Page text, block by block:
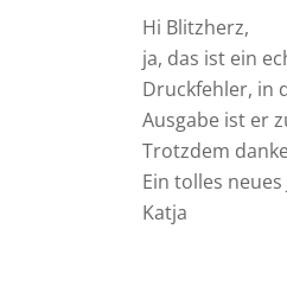
Hi Blitzherz,
ja, das ist ein
Druckfehler, in
Ausgabe ist er
Trotzdem
Ein tolles
Katja